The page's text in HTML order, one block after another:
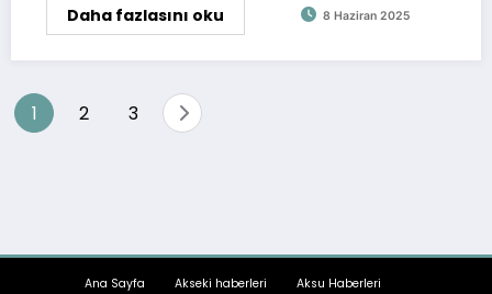
Daha fazlasını oku 8 Haziran 2025
Yazı
1 2 3
Ana Sayfa Akseki haberleri
Aksu Haberleri